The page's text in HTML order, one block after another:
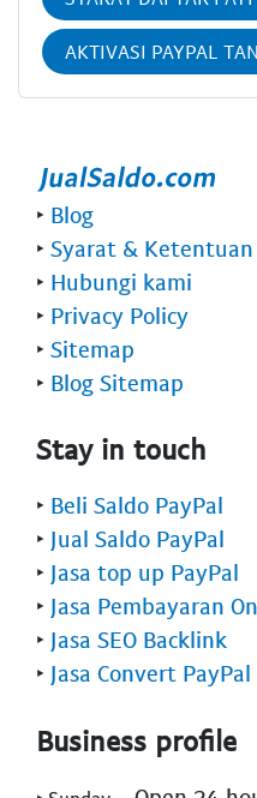
AKTIVASI PAYPAL
‣ Blog
‣ Syarat & Ketentuan
‣ Hubungi kami
‣ Privacy Policy
‣ Sitemap
‣ Blog Sitemap
Stay in touch
‣ Beli Saldo PayPal
‣ Jual Saldo PayPal
‣ Jasa top up PayPal
‣ Jasa Pembayaran
‣ Jasa SEO Backlink
‣ Jasa Convert PayPal
Business profile